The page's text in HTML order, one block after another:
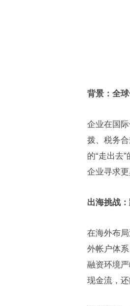
背景：全
企业在国
拨、税务
的“走出去
企业寻求
出海挑战
在海外布
外帐户体
融资环境
现金流，